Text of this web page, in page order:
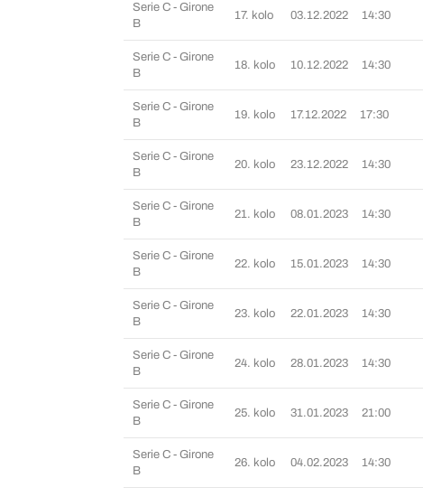
Serie C - Girone
B
17. kolo 03.12.2022 14:30
Serie C - Girone
B
18. kolo 10.12.2022 14:30
Serie C - Girone
B
19. kolo 17.12.2022 17:30
Serie C - Girone
B
20. kolo 23.12.2022 14:30
Serie C - Girone
B
21. kolo 08.01.2023 14:30
Serie C - Girone
B
22. kolo 15.01.2023 14:30
Serie C - Girone
B
23. kolo 22.01.2023 14:30
Serie C - Girone
B
24. kolo 28.01.2023 14:30
Serie C - Girone
B
25. kolo 31.01.2023 21:00
Serie C - Girone
B
26. kolo 04.02.2023 14:30